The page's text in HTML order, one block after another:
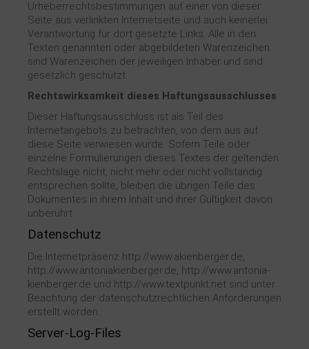
Urheberrechtsbestimmungen auf einer von dieser
Seite aus verlinkten Internetseite und auch keinerlei
Verantwortung für dort gesetzte Links. Alle in den
Texten genannten oder abgebildeten Warenzeichen
sind Warenzeichen der jeweiligen Inhaber und sind
gesetzlich geschützt.
Rechtswirksamkeit dieses Haftungsausschlusses
Dieser Haftungsausschluss ist als Teil des
Internetangebots zu betrachten, von dem aus auf
diese Seite verwiesen wurde. Sofern Teile oder
einzelne Formulierungen dieses Textes der geltenden
Rechtslage nicht, nicht mehr oder nicht vollständig
entsprechen sollte, bleiben die übrigen Teile des
Dokumentes in ihrem Inhalt und ihrer Gültigkeit davon
unberührt.
Datenschutz
Die Internetpräsenz http://www.akienberger.de,
http://www.antoniakienberger.de, http://www.antonia-
kienberger.de und http://www.textpunkt.net sind unter
Beachtung der datenschutzrechtlichen Anforderungen
erstellt worden.
Server-Log-Files